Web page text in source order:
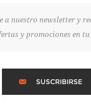
a nuestro newsletter y
y promociones en
SUSCRIBIRSE